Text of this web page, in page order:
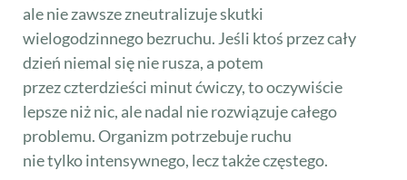
ale nie zawsze zneutralizuje skutki
wielogodzinnego bezruchu. Jeśli ktoś przez cały
dzień niemal się nie rusza, a potem
przez czterdzieści minut ćwiczy, to oczywiście
lepsze niż nic, ale nadal nie rozwiązuje całego
problemu. Organizm potrzebuje ruchu
nie tylko intensywnego, lecz także częstego.